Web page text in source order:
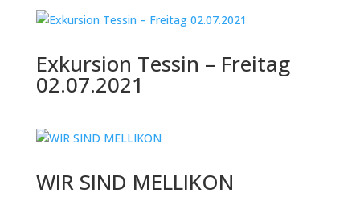
Exkursion Tessin – Freitag
02.07.2021
WIR SIND MELLIKON